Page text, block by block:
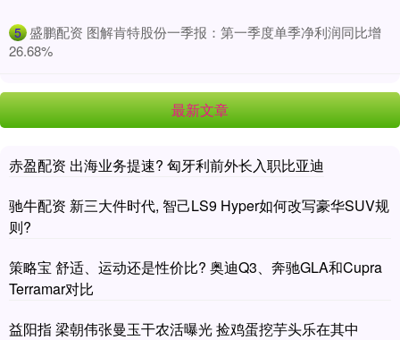
5 ​盛鹏配资 图解肯特股份一季报：第一季度单季净利润同比增
26.68%
最新文章
赤盈配资 出海业务提速? 匈牙利前外长入职比亚迪
驰牛配资 新三大件时代, 智己LS9 Hyper如何改写豪华SUV规
则?
策略宝 舒适、运动还是性价比? 奥迪Q3、奔驰GLA和Cupra
Terramar对比
益阳指 梁朝伟张曼玉干农活曝光 捡鸡蛋挖芋头乐在其中